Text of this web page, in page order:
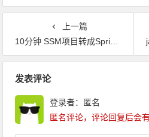
上一篇
10分钟 SSM项目转成SpringBoot 项目教程
发表评论
登录者：匿名
匿名评论，评论回复后会